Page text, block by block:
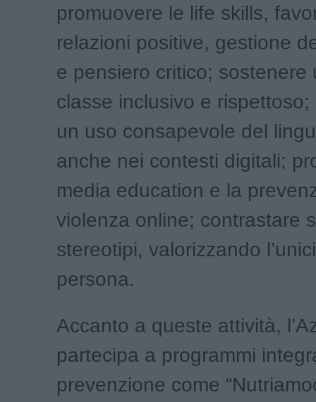
promuovere le life skills,
relazioni positive, gestione
e pensiero critico; sostenere
classe inclusivo e
un uso consapevole del
anche nei contesti digitali;
media education e la
violenza online; contrastare
stereotipi, valorizzando
persona.
Accanto a queste attività,
partecipa a programmi
prevenzione come